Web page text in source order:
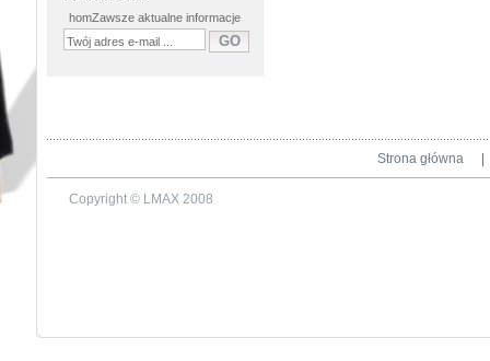
homZawsze aktualne informacje
Strona główna
Copyright © LMAX 2008